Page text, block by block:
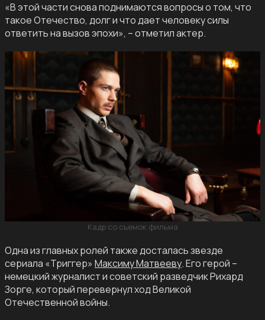
«В этой части снова поднимаются вопросы о том, что
такое Отечество, долг и что дает человеку силы
ответить на вызов эпохи», – отметил актер.
Кадр со съемок фильма
Одна из главных ролей также досталась звезде
сериала «Триггер» Максиму Матвееву. Его герой –
немецкий журналист и советский разведчик Рихард
Зорге, который перевернул ход Великой
Отечественной войны.